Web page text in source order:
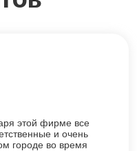
этой фирме все
и очень
городе во время